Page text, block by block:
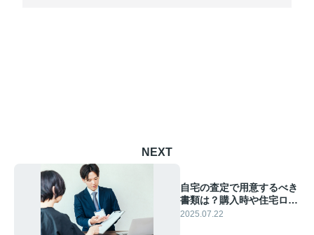
NEXT
自宅の査定で用意するべき
書類は？購入時や住宅ロー
ン関連に分けて解説
2025.07.22